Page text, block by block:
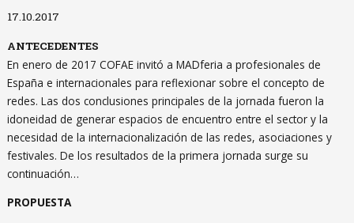
17.10.2017
ANTECEDENTES
En enero de 2017 COFAE invitó a MADferia a profesionales de
España e internacionales para reflexionar sobre el concepto de
redes. Las dos conclusiones principales de la jornada fueron la
idoneidad de generar espacios de encuentro entre el sector y la
necesidad de la internacionalización de las redes, asociaciones y
festivales. De los resultados de la primera jornada surge su
continuación…
PROPUESTA